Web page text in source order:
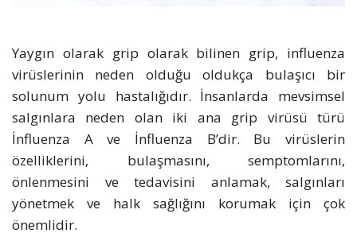
Yaygın olarak grip olarak bilinen grip, influenza
virüslerinin neden olduğu oldukça bulaşıcı bir
solunum yolu hastalığıdır. İnsanlarda mevsimsel
salgınlara neden olan iki ana grip virüsü türü
İnfluenza A ve İnfluenza B’dir. Bu virüslerin
özelliklerini, bulaşmasını, semptomlarını,
önlenmesini ve tedavisini anlamak, salgınları
yönetmek ve halk sağlığını korumak için çok
önemlidir.